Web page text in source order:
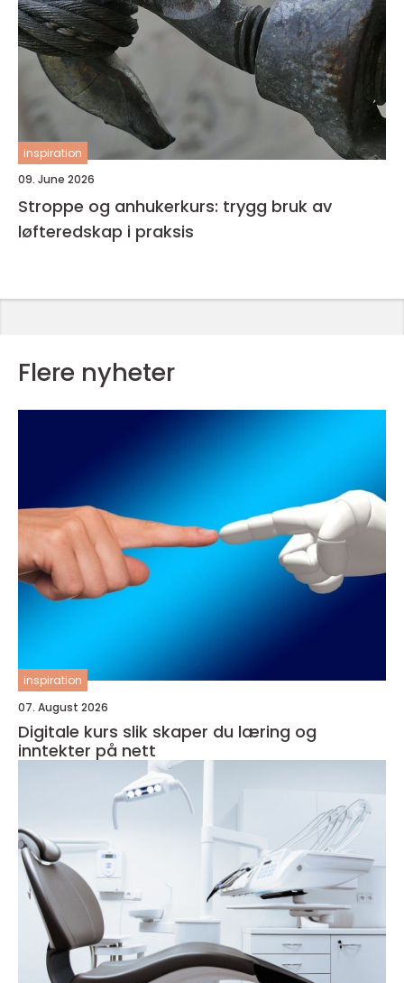
inspiration
09. June 2026
Stroppe og anhukerkurs: trygg bruk av
løfteredskap i praksis
Flere nyheter
inspiration
07. August 2026
Digitale kurs slik skaper du læring og
inntekter på nett